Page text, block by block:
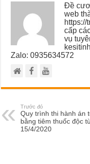
Đề
web
https://
cấp
vụ
Zalo: 0935634572
Trước đó
Quy trình thi hành án
bằng tiêm thuốc độc
15/4/2020